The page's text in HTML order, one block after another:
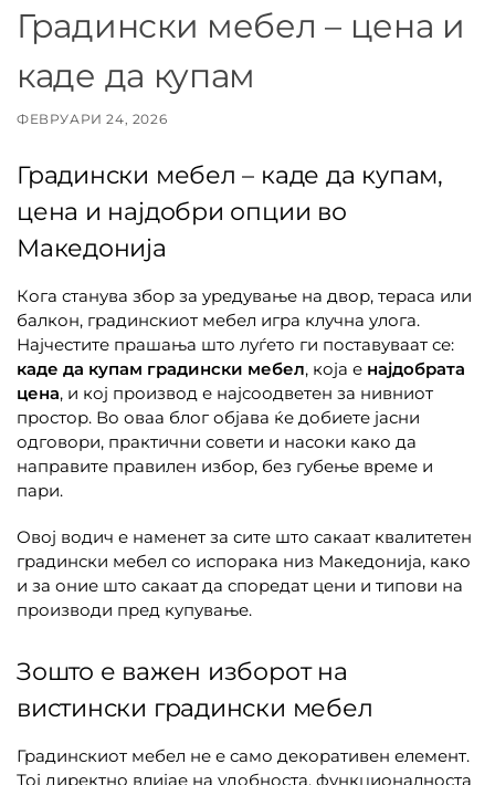
Градински мебел – цена и
каде да купам
ФЕВРУАРИ 24, 2026
Градински мебел – каде да купам,
цена и најдобри опции во
Македонија
Кога станува збор за уредување на двор, тераса или
балкон, градинскиот мебел игра клучна улога.
Најчестите прашања што луѓето ги поставуваат се:
каде да купам градински мебел, која е најдобрата
цена, и кој производ е најсоодветен за нивниот
простор. Во оваа блог објава ќе добиете јасни
одговори, практични совети и насоки како да
направите правилен избор, без губење време и
пари.
Овој водич е наменет за сите што сакаат квалитетен
градински мебел со испорака низ Македонија, како
и за оние што сакаат да споредат цени и типови на
производи пред купување.
Зошто е важен изборот на
вистински градински мебел
Градинскиот мебел не е само декоративен елемент.
Тој директно влијае на удобноста, функционалноста